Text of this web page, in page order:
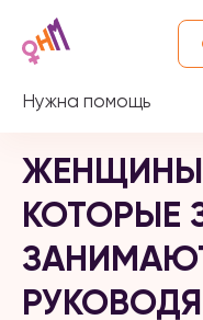
Нужна помощь
ЖЕНЩИНЫ
КОТОРЫЕ